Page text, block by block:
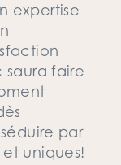
expertise
faire
par
uniques!